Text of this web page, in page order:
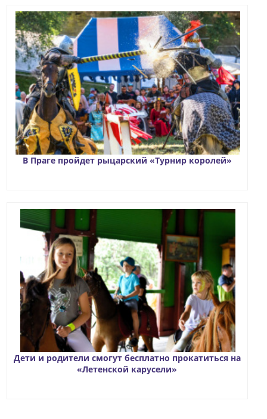
В Праге пройдет рыцарский «Турнир королей»
Дети и родители смогут бесплатно прокатиться на
«Летенской карусели»